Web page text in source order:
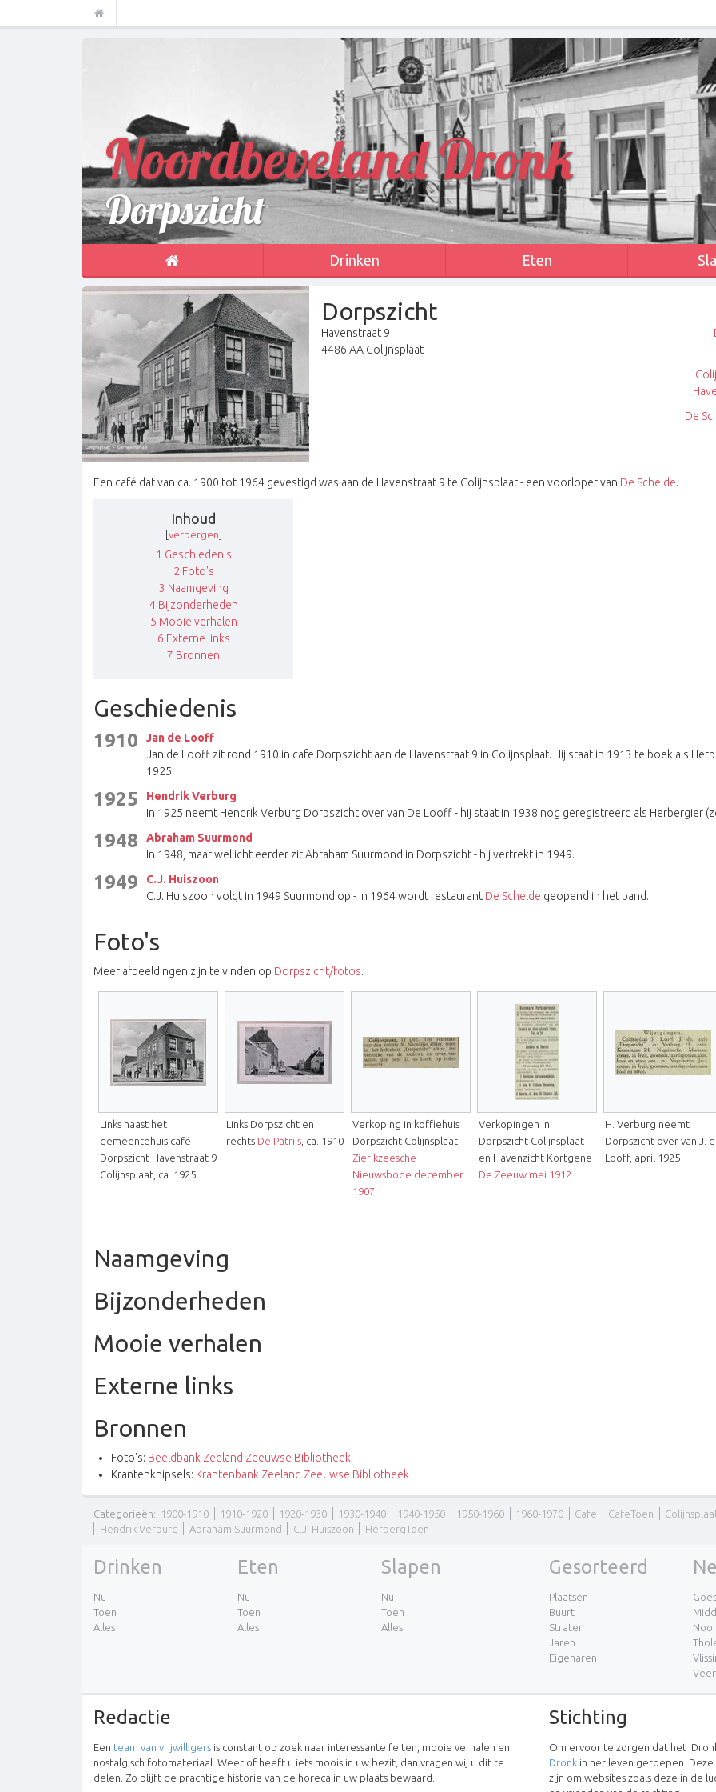
Noordbeveland Dronk
Dorpszicht
Drinken Eten
Dorpszicht
Havenstraat 9
4486 AA Colijnsplaat
De
Een café dat van ca. 1900 tot 1964 gevestigd was aan de Havenstraat 9 te Colijnsplaat - een voorloper van De Schelde.
Inhoud
verbergen
1 Geschiedenis
2 Foto's
3 Naamgeving
4 Bijzonderheden
5 Mooie verhalen
6 Externe links
7 Bronnen
Geschiedenis
1910
Jan de Looff
Jan de Looff zit rond 1910 in cafe Dorpszicht aan de Havenstraat 9 in Colijnsplaat. Hij staat in 1913 te boek als
1925.
1925
Hendrik Verburg
In 1925 neemt Hendrik Verburg Dorpszicht over van De Looff - hij staat in 1938 nog geregistreerd als Herbergier
1948
Abraham Suurmond
In 1948, maar wellicht eerder zit Abraham Suurmond in Dorpszicht - hij vertrekt in 1949.
1949
C.J. Huiszoon
C.J. Huiszoon volgt in 1949 Suurmond op - in 1964 wordt restaurant De Schelde geopend in het pand.
Foto's
Meer afbeeldingen zijn te vinden op Dorpszicht/fotos.
Links naast het
gemeentehuis café
Dorpszicht Havenstraat 9
Colijnsplaat, ca. 1925
Links Dorpszicht en
rechts De Patrijs , ca. 1910
Verkoping in koffiehuis
Dorpszicht Colijnsplaat
Zierikzeesche
Nieuwsbode december
1907
Verkopingen in
Dorpszicht Colijnsplaat
en Havenzicht Kortgene
De Zeeuw mei 1912
H. Verburg neemt
Dorpszicht over van J.
Looff, april 1925
Naamgeving
Bijzonderheden
Mooie verhalen
Externe links
Bronnen
Foto's: Beeldbank Zeeland Zeeuwse Bibliotheek
Krantenknipsels: Krantenbank Zeeland Zeeuwse Bibliotheek
Categorieën: 1900-1910 1910-1920 1920-1930 1930-1940 1940-1950 1950-1960 1960-1970 Cafe CafeToen
Hendrik Verburg
Abraham Suurmond C.J. Huiszoon HerbergToen
Drinken
Nu
Toen
Alles
Eten
Nu
Toen
Alles
Slapen
Nu
Toen
Alles
Gesorteerd
Plaatsen
Buurt
Straten
Jaren
Eigenaren
Goes
Redactie
Een team van vrijwilligers is constant op zoek naar interessante feiten, mooie verhalen en
nostalgisch fotomateriaal. Weet of heeft u iets moois in uw bezit, dan vragen wij u dit te
delen. Zo blijft de prachtige historie van de horeca in uw plaats bewaard.
Stichting
Om ervoor te zorgen dat het
Dronk in het leven geroepen.
zijn om websites zoals deze in de